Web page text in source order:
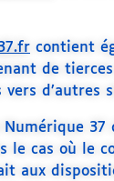
r contient
de tierces
d’autres
Numérique 37
le cas où le
aux